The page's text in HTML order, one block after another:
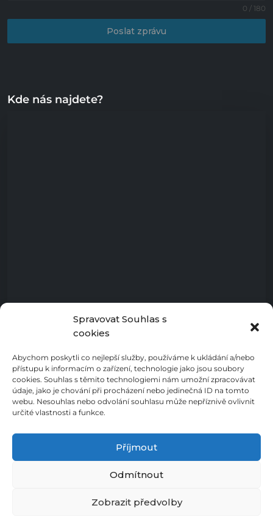
Spravovat Souhlas s
cookies
Abychom poskytli co nejlepší služby, používáme k ukládání a/nebo
přístupu k informacím o zařízení, technologie jako jsou soubory
cookies. Souhlas s těmito technologiemi nám umožní zpracovávat
údaje, jako je chování při procházení nebo jedinečná ID na tomto
webu. Nesouhlas nebo odvolání souhlasu může nepříznivě ovlivnit
určité vlastnosti a funkce.
Příjmout
Odmítnout
Zobrazit předvolby
0 / 180
Poslat zprávu
Kde nás najdete?
Zásady ochrany osobních údajů
Prohlášení o přístupnosti Zásady cookies (EU)